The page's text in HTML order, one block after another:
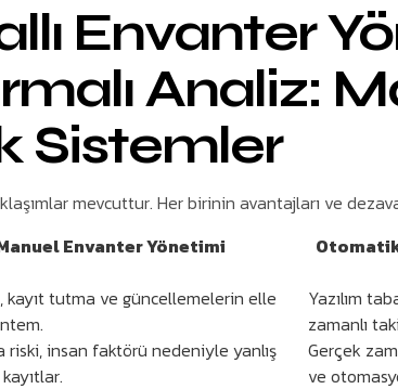
Envanter
Analiz:
Sistemler
mevcuttur. Her birinin avantajları ve
Envanter Yönetimi
kayıt tutma ve güncellemelerin elle
Yazılım
zamanlı
riski, insan faktörü nedeniyle yanlış
Gerçek
ve